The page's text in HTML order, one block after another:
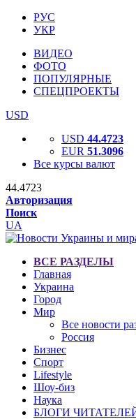
РУС
УКР
ВИДЕО
ФОТО
ПОПУЛЯРНЫЕ
СПЕЦПРОЕКТЫ
USD
USD 44.4723
EUR 51.3096
Все курсы валют
44.4723
Авторизация
Поиск
UA
ВСЕ РАЗДЕЛЫ
Главная
Украина
Город
Мир
Все новости
Россия
Бизнес
Спорт
Lifestyle
Шоу-биз
Наука
БЛОГИ